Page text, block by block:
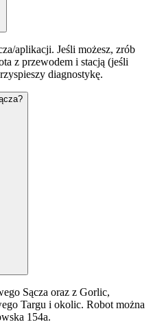
aplikacji. Jeśli możesz, zrób
z przewodem i stacją (jeśli
diagnostykę.
Sącza oraz z Gorlic,
Targu i okolic. Robot można
154a.